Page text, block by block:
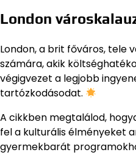
London
London, a brit főváros, tele
számára, akik
végigvezet a legjobb
tartózkodásodat.
A cikkben megtalálod,
fel a kulturális élményeket
gyermekbarát